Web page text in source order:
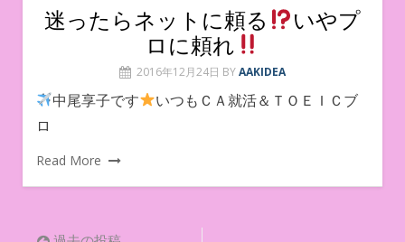
迷ったらネットに頼る
いやプ
ロに頼れ
2016年12月24日 BYAAKIDEA
中尾享子です
いつもＣＡ就活＆ＴＯＥＩＣブ
ロ
Read More